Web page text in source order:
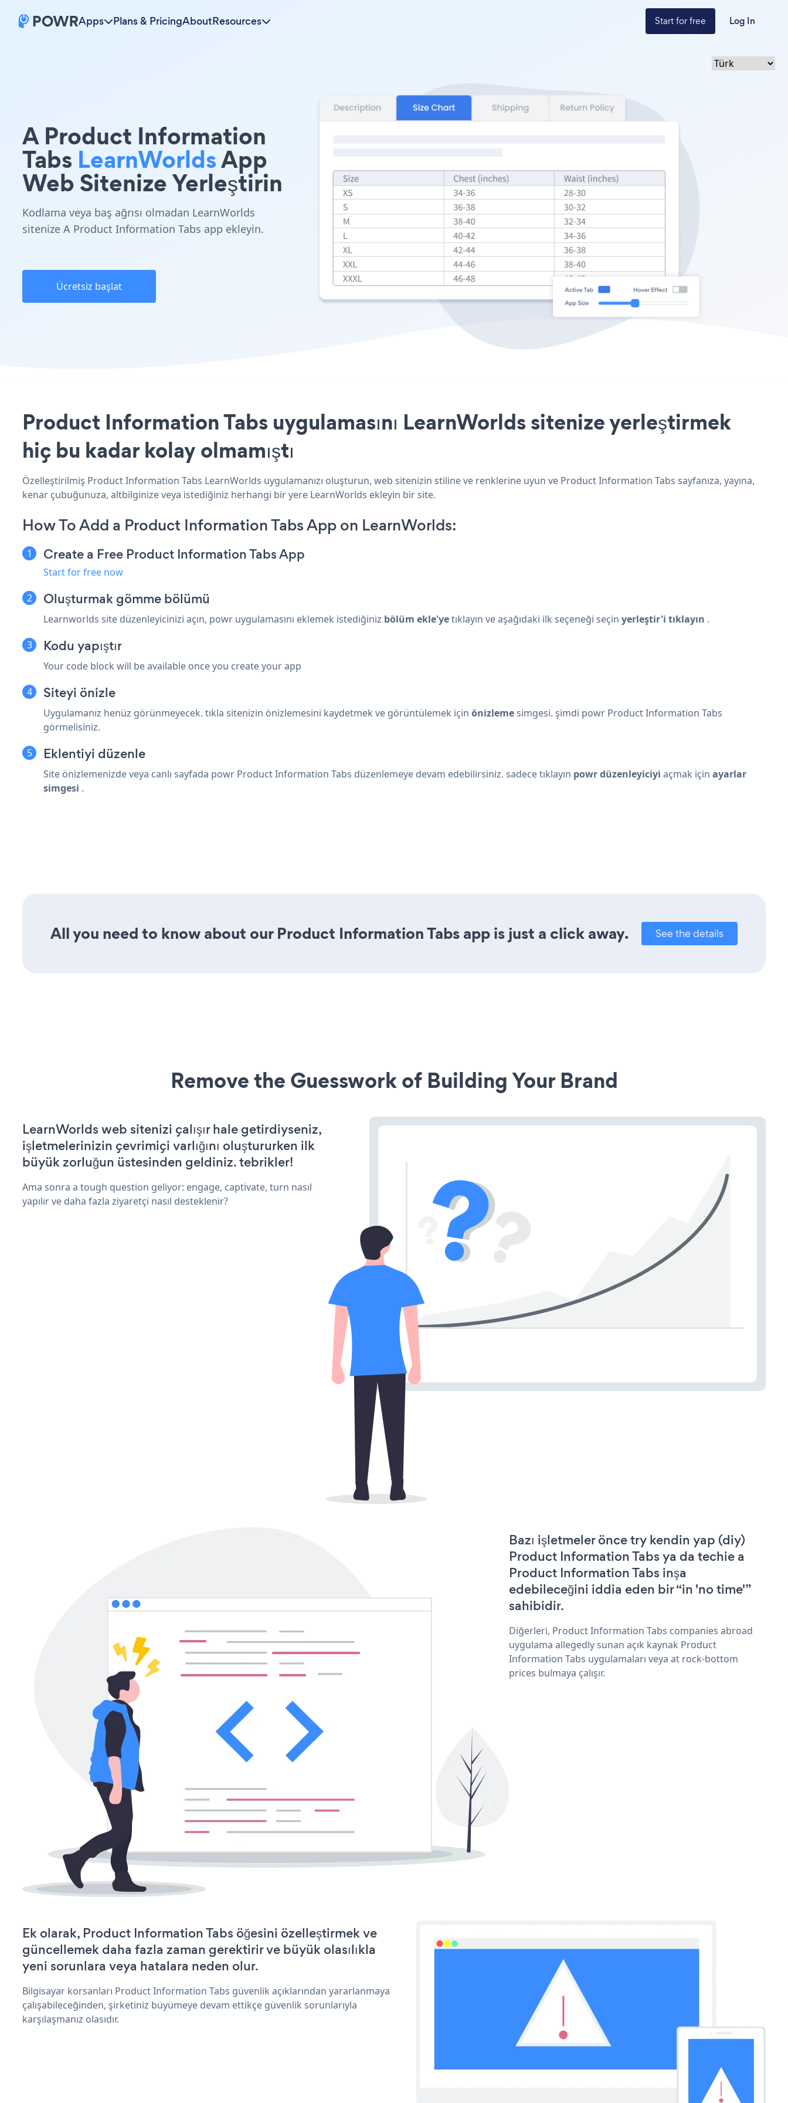
Apps Plans & PricingAboutResources Start for free Log In
A Product Information
Tabs LearnWorldsApp
Web Sitenize Yerleştirin
Kodlama veya baş ağrısı olmadan LearnWorlds
sitenize A Product Information Tabs app ekleyin.
Ücretsiz başlat
Product Information Tabs uygulamasını LearnWorlds sitenize yerleştirmek
hiç bu kadar kolay olmamıştı
Özelleştirilmiş Product Information Tabs LearnWorlds uygulamanızı oluşturun, web sitenizin stiline ve renklerine uyun ve Product Information Tabs sayfanıza, yayına,
kenar çubuğunuza, altbilginize veya istediğiniz herhangi bir yere LearnWorlds ekleyin bir site.
How To Add a Product Information Tabs App on LearnWorlds:
Create a Free Product Information Tabs App
Start for free now
Oluşturmakgömme bölümü
Learnworlds site düzenleyicinizi açın, powr uygulamasını eklemek istediğiniz bölüm ekle'yetıklayın ve aşağıdaki ilk seçeneği seçin yerleştir'i tıklayın .
Kodu yapıştır
Your code block will be available once you create your app
Siteyi önizle
Uygulamanız henüz görünmeyecek. tıkla sitenizin önizlemesini kaydetmek ve görüntülemek için önizlemesimgesi. şimdi powr Product Information Tabs
görmelisiniz.
Eklentiyi düzenle
Site önizlemenizde veya canlı sayfada powr Product Information Tabs düzenlemeye devam edebilirsiniz. sadece tıklayın powr düzenleyiciyi açmak için ayarlar
simgesi .
All you need to know about our Product Information Tabs app is just a click away. See the details
Remove the Guesswork of Building Your Brand
LearnWorlds web sitenizi çalışır hale getirdiyseniz,
işletmelerinizin çevrimiçi varlığını oluştururken ilk
büyük zorluğun üstesinden geldiniz. tebrikler!
Ama sonra a tough question geliyor: engage, captivate, turn nasıl
yapılır ve daha fazla ziyaretçi nasıl desteklenir?
Bazı işletmeler önce try kendin yap (diy)
Product Information Tabs ya da techie a
Product Information Tabs inşa
edebileceğini iddia eden bir “in 'no time'”
sahibidir.
Diğerleri, Product Information Tabs companies abroad
uygulama allegedly sunan açık kaynak Product
Information Tabs uygulamaları veya at rock-bottom
prices bulmaya çalışır.
Ek olarak, Product Information Tabs öğesini özelleştirmek ve
güncellemek daha fazla zaman gerektirir ve büyük olasılıkla
yeni sorunlara veya hatalara neden olur.
Bilgisayar korsanları Product Information Tabs güvenlik açıklarından yararlanmaya
çalışabileceğinden, şirketiniz büyümeye devam ettikçe güvenlik sorunlarıyla
karşılaşmanız olasıdır.